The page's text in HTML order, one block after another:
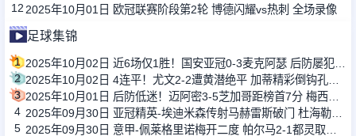
12 2025年10月01日 欧冠联赛阶段第2轮 博德闪耀vs热刺 全场录像
足球集锦
1
2
3
4
5